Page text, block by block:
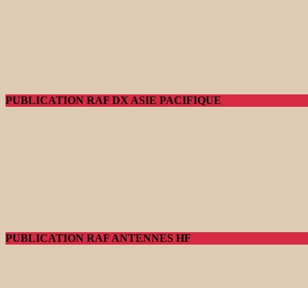
PUBLICATION RAF DX ASIE PACIFIQUE
PUBLICATION RAF ANTENNES HF